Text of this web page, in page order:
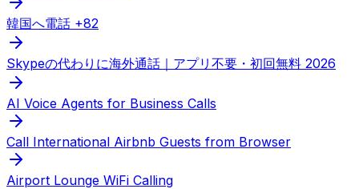
韓国へ電話 +82
Skypeの代わりに海外通話｜アプリ不要・初回無料 2026
AI Voice Agents for Business Calls
Call International Airbnb Guests from Browser
Airport Lounge WiFi Calling